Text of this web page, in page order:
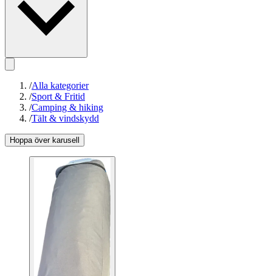
/Alla kategorier
/Sport & Fritid
/Camping & hiking
/Tält & vindskydd
Hoppa över karusell